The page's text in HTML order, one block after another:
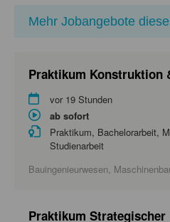
Mehr Jobangebote
Praktikum Konstruktion
vor 19 Stunden
ab sofort
Praktikum, Bachelorarbeit,
Studienarbeit
Bauingenieurwesen,
Praktikum